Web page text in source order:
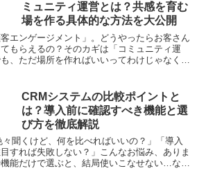
ミュニティ運営とは？共感を育む
場を作る具体的な方法を大公開
エンゲージメント」。どうやったらお客さん
もらえるの？そのカギは「コミュニティ運
、ただ場所を作ればいいってわけじゃなく、
CRMシステムの比較ポイントと
は？導入前に確認すべき機能と選
び方を徹底解説
々聞くけど、何を比べればいいの？」「導入
すれば失敗しない？」こんなお悩み、ありま
能だけで選ぶと、結局使いこなせない…なん